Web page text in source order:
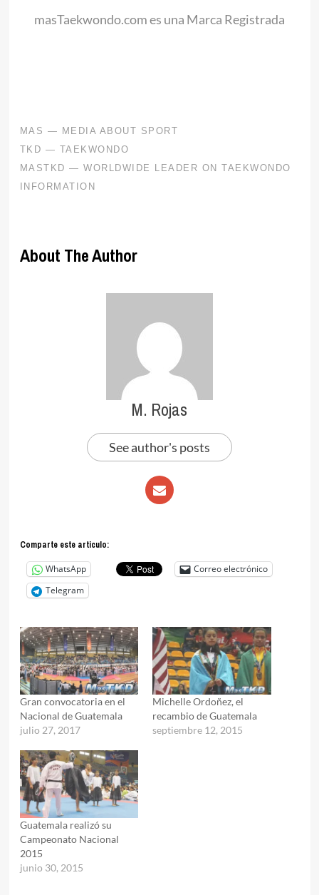
masTaekwondo.com es una Marca Registrada
About The Author
M. Rojas
See author's posts
Comparte este articulo:
WhatsApp
Correo electrónico
Telegram
Gran convocatoria en el
Nacional de Guatemala
julio 27, 2017
Michelle Ordoñez, el
recambio de Guatemala
septiembre 12, 2015
Guatemala realizó su
Campeonato Nacional
2015
junio 30, 2015